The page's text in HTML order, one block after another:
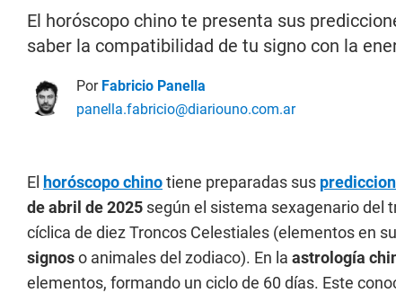
El horóscopo chino te presenta sus
saber la compatibilidad de tu signo con la
Por Fabricio Panella
panella.fabricio@diariouno.com.ar
El horóscopo chinotiene preparadas sus
de abril de 2025 según el sistema sexagenario del
cíclica de diez Troncos Celestiales (elementos en
signoso animales del zodiaco). En la astrología
elementos, formando un ciclo de 60 días. Este